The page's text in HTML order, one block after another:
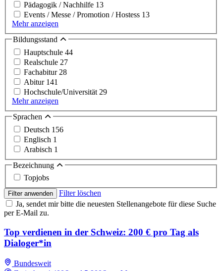
Pädagogik / Nachhilfe 13
Events / Messe / Promotion / Hostess 13
Mehr anzeigen
Bildungsstand
Hauptschule 44
Realschule 27
Fachabitur 28
Abitur 141
Hochschule/Universität 29
Mehr anzeigen
Sprachen
Deutsch 156
Englisch 1
Arabisch 1
Bezeichnung
Topjobs
Filter anwenden
Filter löschen
Ja, sendet mir bitte die neuesten Stellenangebote für diese Suche
per E-Mail zu.
Top verdienen in der Schweiz: 200 € pro Tag als
Dialoger*in
Bundesweit